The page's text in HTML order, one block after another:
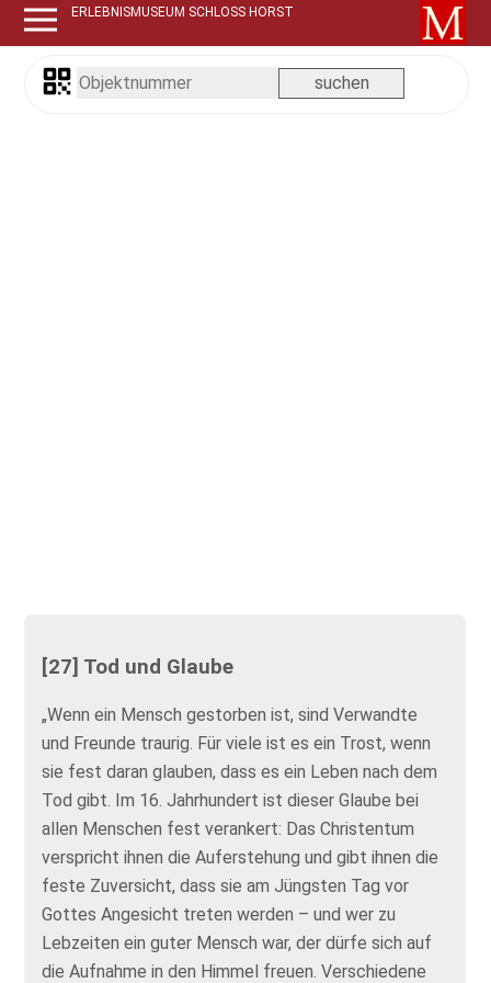
ERLEBNISMUSEUM SCHLOSS HORST
[27] Tod und Glaube
„Wenn ein Mensch gestorben ist, sind Verwandte
und Freunde traurig. Für viele ist es ein Trost, wenn
sie fest daran glauben, dass es ein Leben nach dem
Tod gibt. Im 16. Jahrhundert ist dieser Glaube bei
allen Menschen fest verankert: Das Christentum
verspricht ihnen die Auferstehung und gibt ihnen die
feste Zuversicht, dass sie am Jüngsten Tag vor
Gottes Angesicht treten werden – und wer zu
Lebzeiten ein guter Mensch war, der dürfe sich auf
die Aufnahme in den Himmel freuen. Verschiedene